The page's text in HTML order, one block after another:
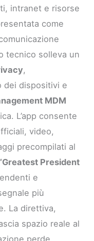
intranet e risorse
come
tecnico solleva un
,
dei dispositivi e
MDM
L’app consente
video,
precompilati al
President
e
più
La direttiva,
spazio reale al